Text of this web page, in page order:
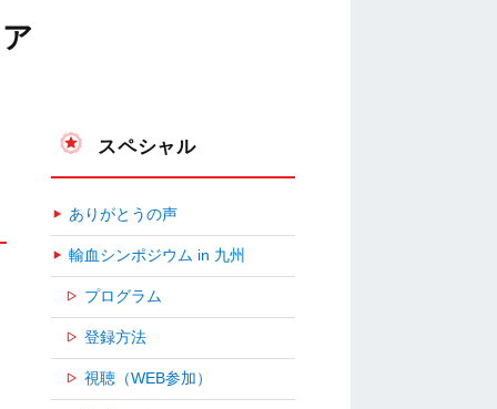
スペシャル
ありがとうの声
輸血シンポジウム in 九州
プログラム
登録方法
視聴（WEB参加）